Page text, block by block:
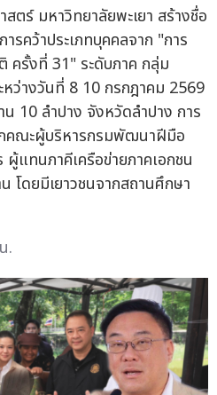
ตร์ มหาวิทยาลัยพะเยา สร้างชื่อ
รคว้าประเภทบุคคลจาก "การ
ครั้งที่ 31" ระดับภาค กลุ่ม
ว่างวันที่ 8 10 กรกฎาคม 2569
10 ลำปาง จังหวัดลำปาง การ
คณะผู้บริหารกรมพัฒนาฝีมือ
แทนภาคีเครือข่ายภาคเอกชน
โดยมีเยาวชนจากสถานศึกษา
.